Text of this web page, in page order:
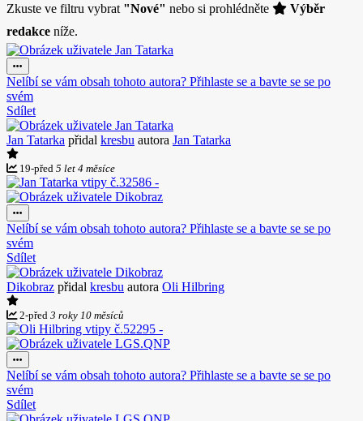
Zkuste ve filtru vybrat "Nové" nebo si prohlédněte
Výběr
redakce níže.
Nelíbí se vám obsah tohoto autora? Přihlaste se a bavte se se po
svém
Sdílet
Jan Tatarka přidal kresbu autora Jan Tatarka
19-před 5 let 4 měsíce
Nelíbí se vám obsah tohoto autora? Přihlaste se a bavte se se po
svém
Sdílet
Dikobraz přidal kresbu autora Oli Hilbring
2-před 3 roky 10 měsíců
Nelíbí se vám obsah tohoto autora? Přihlaste se a bavte se se po
svém
Sdílet